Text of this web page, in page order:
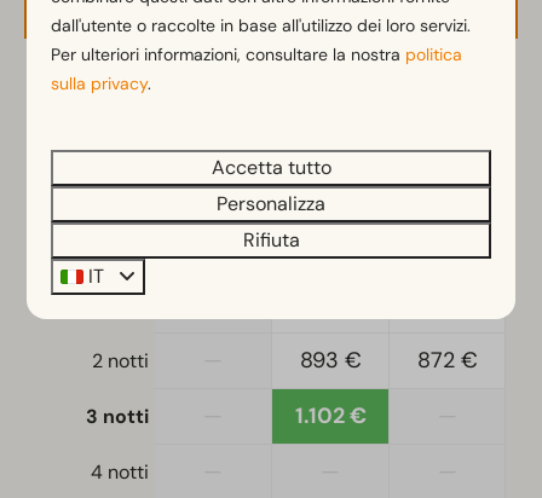
Microonde
Macchina Nespresso
Lavastoviglie
Camera da letto
Letto singolo: 2
Piumini e cuscini singoli
Camera/e da letto al piano inferiore: 2
Divano letto: 1
Letto matrimoniale: 1
Fasi della sistemazione
2 ospiti
09-08-2026 me12-08-2026
8 ago
9 ago
10 ago
2 notti 893 € 872 €
3 notti 1.102 €
4 notti
dall'utente o raccolte in base all'utilizzo dei loro servizi.
Per ulteriori informazioni, consultare la nostra politica
sulla privacy.
Accetta tutto
Personalizza
Rifiuta
IT